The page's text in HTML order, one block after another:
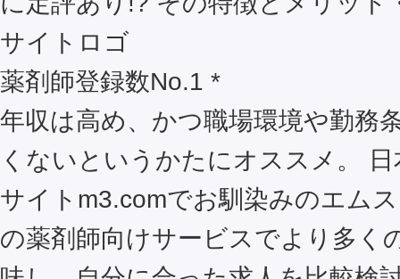
薬剤師登録数No.1 *
年収は高め、かつ職場環境や勤務
くないというかたにオススメ。
サイトm3.comでお馴染みのエム
の薬剤師向けサービスでより多く